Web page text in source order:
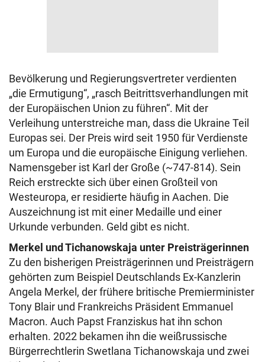
Bevölkerung und Regierungsvertreter verdienten
„die Ermutigung“, „rasch Beitrittsverhandlungen mit
der Europäischen Union zu führen“. Mit der
Verleihung unterstreiche man, dass die Ukraine Teil
Europas sei. Der Preis wird seit 1950 für Verdienste
um Europa und die europäische Einigung verliehen.
Namensgeber ist Karl der Große (~747-814). Sein
Reich erstreckte sich über einen Großteil von
Westeuropa, er residierte häufig in Aachen. Die
Auszeichnung ist mit einer Medaille und einer
Urkunde verbunden. Geld gibt es nicht.
Merkel und Tichanowskaja unter Preisträgerinnen
Zu den bisherigen Preisträgerinnen und Preisträgern
gehörten zum Beispiel Deutschlands Ex-Kanzlerin
Angela Merkel, der frühere britische Premierminister
Tony Blair und Frankreichs Präsident Emmanuel
Macron. Auch Papst Franziskus hat ihn schon
erhalten. 2022 bekamen ihn die weißrussische
Bürgerrechtlerin Swetlana Tichanowskaja und zwei